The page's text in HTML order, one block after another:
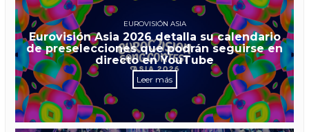
EUROVISIÓN ASIA
Eurovisión Asia 2026 detalla su calendario
de preselecciones que podrán seguirse en
directo en YouTube
Leer más